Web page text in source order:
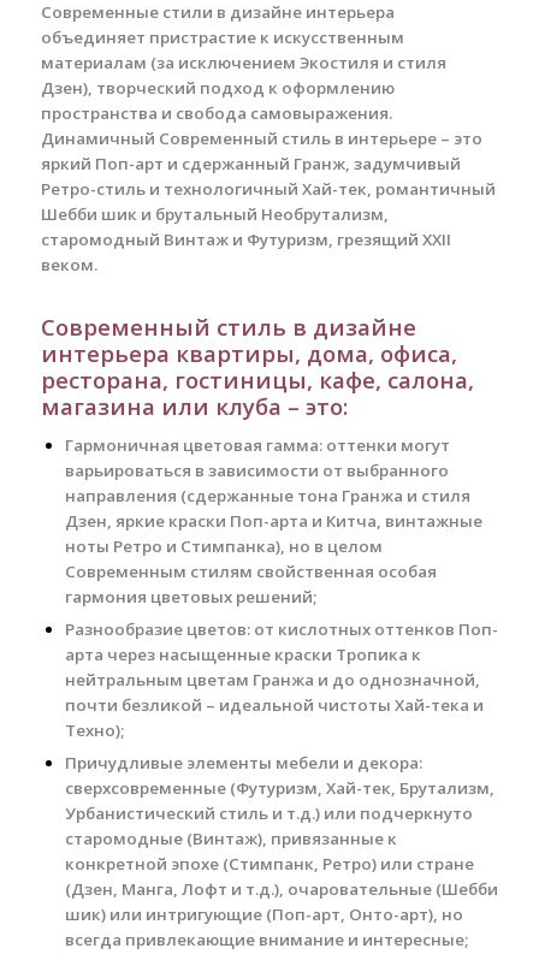
Современные стили в дизайне интерьера
объединяет пристрастие к искусственным
материалам (за исключением Экостиля и стиля
Дзен), творческий подход к оформлению
пространства и свобода самовыражения.
Динамичный Современный стиль в интерьере – это
яркий Поп-арт и сдержанный Гранж, задумчивый
Ретро-стиль и технологичный Хай-тек, романтичный
Шебби шик и брутальный Необрутализм,
старомодный Винтаж и Футуризм, грезящий XXII
веком.
Современный стиль в дизайне
интерьера квартиры, дома, офиса,
ресторана, гостиницы, кафе, салона,
магазина или клуба – это:
Гармоничная цветовая гамма: оттенки могут
варьироваться в зависимости от выбранного
направления (сдержанные тона Гранжа и стиля
Дзен, яркие краски Поп-арта и Китча, винтажные
ноты Ретро и Стимпанка), но в целом
Современным стилям свойственная особая
гармония цветовых решений;
Разнообразие цветов: от кислотных оттенков Поп-
арта через насыщенные краски Тропика к
нейтральным цветам Гранжа и до однозначной,
почти безликой – идеальной чистоты Хай-тека и
Техно);
Причудливые элементы мебели и декора:
сверхсовременные (Футуризм, Хай-тек, Брутализм,
Урбанистический стиль и т.д.) или подчеркнуто
старомодные (Винтаж), привязанные к
конкретной эпохе (Стимпанк, Ретро) или стране
(Дзен, Манга, Лофт и т.д.), очаровательные (Шебби
шик) или интригующие (Поп-арт, Онто-арт), но
всегда привлекающие внимание и интересные;